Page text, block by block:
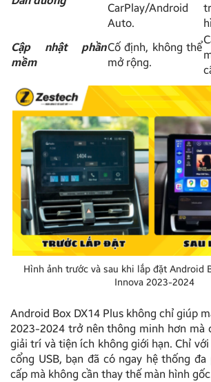
CarPlay/Android
Auto.
Cập nhật phần
mềm
Cố định, không thể
mở rộng.
Hình ảnh trước và sau khi lắp đặt Android
Innova 2023-2024
Android Box DX14 Plus không chỉ giúp
2023-2024 trở nên thông minh hơn mà
giải trí và tiện ích không giới hạn. Chỉ
cổng USB, bạn đã có ngay hệ thống
cấp mà không cần thay thế màn hình